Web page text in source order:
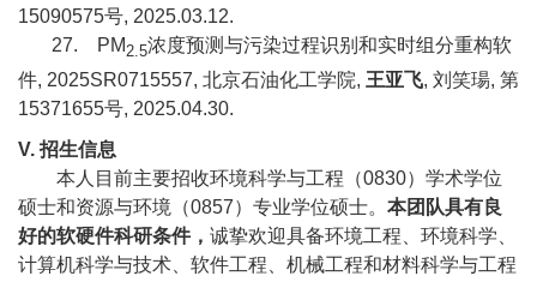
15090575号, 2025.03.12.
27.
PM2.5浓度预测与污染过程识别和实时组分重构软
件, 2025SR0715557, 北京石油化工学院, 王亚飞, 刘笑瑒, 第
15371655号, 2025.04.30.
V. 招生信息
本人目前主要招收环境科学与工程（0830）学术学位
硕士和资源与环境（0857）专业学位硕士。 本团队具有良
好的软硬件科研条件， 诚挚欢迎具备环境工程、环境科学、
计算机科学与技术、软件工程、机械工程和材料科学与工程